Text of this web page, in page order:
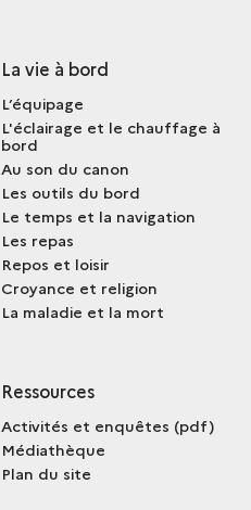
La vie à bord
L’équipage
L'éclairage et le chauffage à
bord
Au son du canon
Les outils du bord
Le temps et la navigation
Les repas
Repos et loisir
Croyance et religion
La maladie et la mort
Ressources
Activités et enquêtes (pdf)
Médiathèque
Plan du site